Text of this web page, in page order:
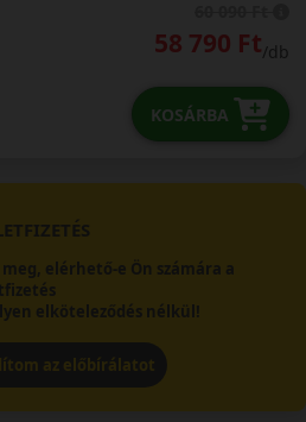
58 790 Ft/db
KOSÁRBA
meg, elérhető-e Ön számára a
elköteleződés nélkül!
az előbírálatot